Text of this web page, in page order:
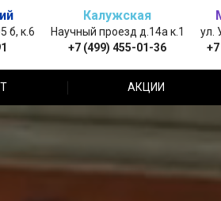
б, к.6
Калужская
Научный проезд д.14а к.1
+7 (499) 455-01-36
ул.
АКЦИИ